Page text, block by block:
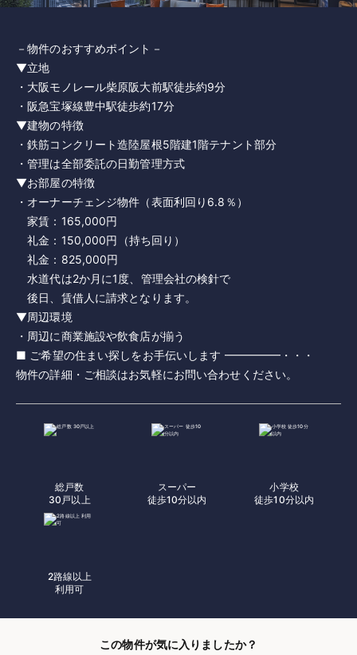
－物件のおすすめポイント－
▼立地
・大阪モノレール柴原阪大前駅徒歩約9分
・阪急宝塚線豊中駅徒歩約17分
▼建物の特徴
・鉄筋コンクリート造陸屋根5階建1階テナント部分
・管理は全部委託の日勤管理方式
▼お部屋の特徴
・オーナーチェンジ物件（表面利回り6.8％）
家賃：165,000円
礼金：150,000円（持ち回り）
礼金：825,000円
水道代は2か月に1度、管理会社の検針で
後日、賃借人に請求となります。
▼周辺環境
・周辺に商業施設や飲食店が揃う
■ ご希望の住まい探しをお手伝いします ━━━━━・・・
物件の詳細・ご相談はお気軽にお問い合わせください。
総戸数
30戸以上
スーパー
徒歩10分以内
小学校
徒歩10分以内
2路線以上
利用可
この物件が気に入りましたか？